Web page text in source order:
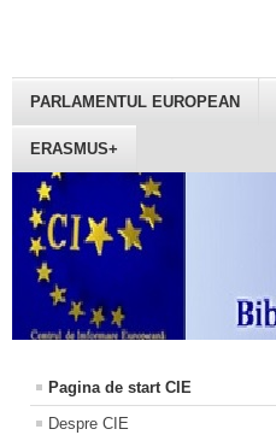
PARLAMENTUL EUROPEAN
ERASMUS+
Pagina de start CIE
Despre CIE